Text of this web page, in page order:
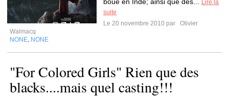
Lire la
suite
Le 20 novembre 2010 par
Olivier
Walmacq
NONE NONE
"For Colored Girls" Rien que des
blacks....mais quel casting!!!